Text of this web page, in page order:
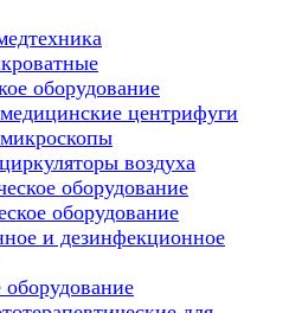
оборудование
центрифуги
воздуха
оборудование
оборудование
и дезинфекционное